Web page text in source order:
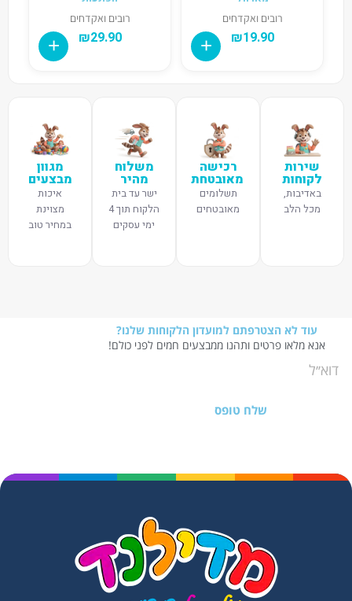
רובים ואקדחים
₪19.90
רובים ואקדחים
₪29.90
שירות
לקוחות
באדיבות,
מכל הלב
רכישה
מאובטחת
תשלומים
מאובטחים
משלוח
מהיר
ישר עד בית
הלקוח תוך 4
ימי עסקים
מגוון
מבצעים
איכות
מצוינת
במחיר טוב
עוד לא הצטרפתם למועדון הלקוחות שלנו?
אנא מלאו פרטים ותהנו ממבצעים חמים לפני כולם!
שלח טופס